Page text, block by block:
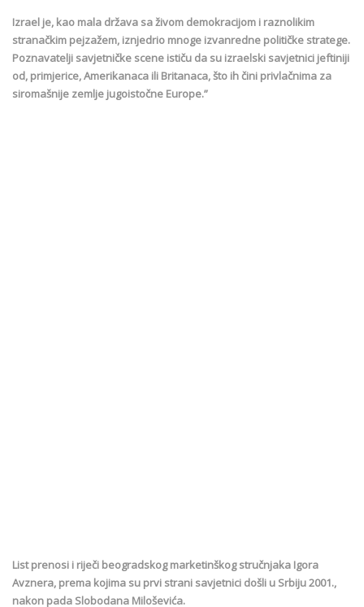
Izrael je, kao mala država sa živom demokracijom i raznolikim
stranačkim pejzažem, iznjedrio mnoge izvanredne političke stratege.
Poznavatelji savjetničke scene ističu da su izraelski savjetnici jeftiniji
od, primjerice, Amerikanaca ili Britanaca, što ih čini privlačnima za
siromašnije zemlje jugoistočne Europe.”
List prenosi i riječi beogradskog marketinškog stručnjaka Igora
Avznera, prema kojima su prvi strani savjetnici došli u Srbiju 2001.,
nakon pada Slobodana Miloševića.